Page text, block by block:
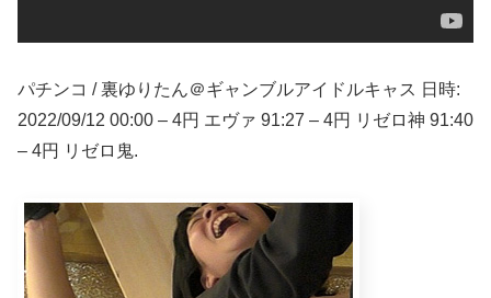
パチンコ / 裏ゆりたん＠ギャンブルアイドルキャス 日時:
2022/09/12 00:00 – 4円 エヴァ 91:27 – 4円 リゼロ神 91:40
– 4円 リゼロ鬼.